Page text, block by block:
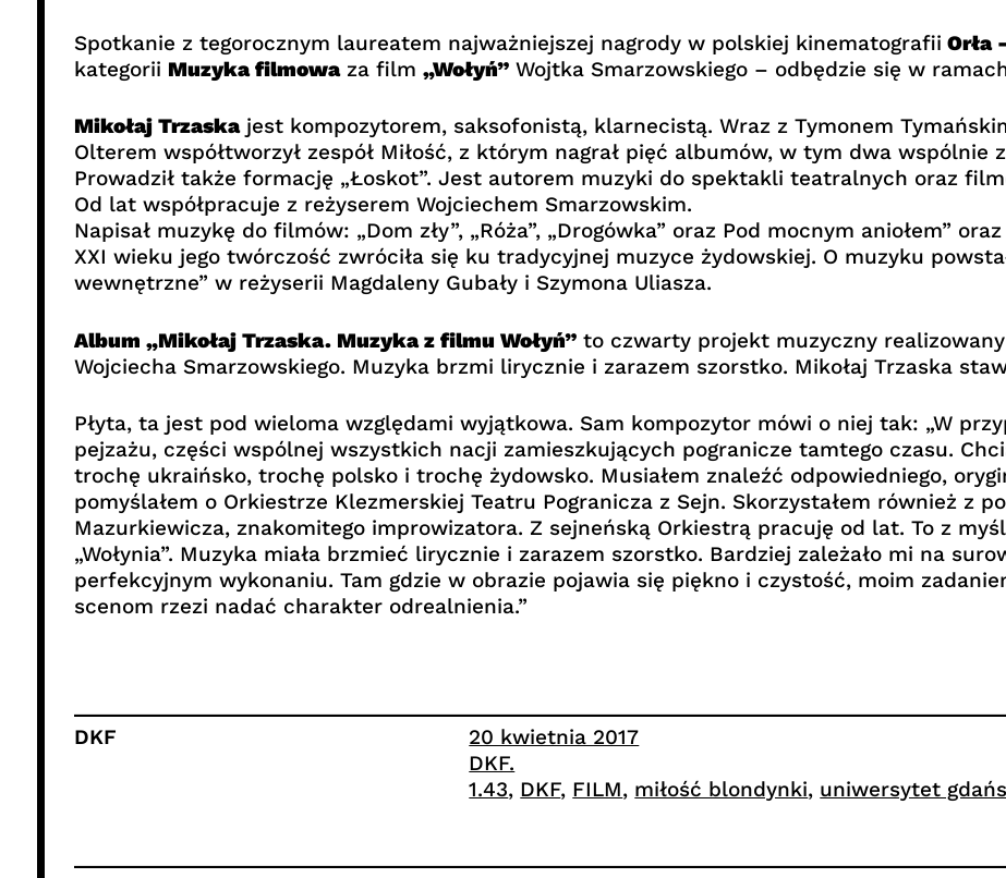
Spotkanie z tegorocznym laureatem najważniejszej nagrody w polskiej kinematografii Orła
kategorii Muzyka filmowaza film „Wołyń”Wojtka Smarzowskiego – odbędzie się w
Mikołaj Trzaskajest kompozytorem, saksofonistą, klarnecistą. Wraz z Tymonem
Olterem współtworzył zespół Miłość, z którym nagrał pięć albumów, w tym dwa wspólnie
Prowadził także formację „Łoskot”. Jest autorem muzyki do spektakli teatralnych oraz
Od lat współpracuje z reżyserem Wojciechem Smarzowskim.
Napisał muzykę do filmów: „Dom zły”, „Róża”, „Drogówka” oraz Pod mocnym aniołem”
XXI wieku jego twórczość zwróciła się ku tradycyjnej muzyce żydowskiej. O muzyku
wewnętrzne” w reżyserii Magdaleny Gubały i Szymona Uliasza.
Album „Mikołaj Trzaska. Muzyka z filmu Wołyń”to czwarty projekt muzyczny
Wojciecha Smarzowskiego. Muzyka brzmi lirycznie i zarazem szorstko. Mikołaj Trzaska
Płyta, ta jest pod wieloma względami wyjątkowa. Sam kompozytor mówi o niej tak: „W
pejzażu, części wspólnej wszystkich nacji zamieszkujących pogranicze tamtego czasu.
trochę ukraińsko, trochę polsko i trochę żydowsko. Musiałem znaleźć odpowiedniego,
pomyślałem o Orkiestrze Klezmerskiej Teatru Pogranicza z Sejn. Skorzystałem również z
Mazurkiewicza, znakomitego improwizatora. Z sejneńską Orkiestrą pracuję od lat. To z
„Wołynia”. Muzyka miała brzmieć lirycznie i zarazem szorstko. Bardziej zależało mi na
perfekcyjnym wykonaniu. Tam gdzie w obrazie pojawia się piękno i czystość, moim
scenom rzezi nadać charakter odrealnienia.”
DKF
20 kwietnia 2017
DKF.
1.43, DKF, FILM, miłość blondynki, uniwersytet